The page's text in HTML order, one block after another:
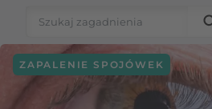
Szukaj:
ZAPALENIE SPOJÓWEK